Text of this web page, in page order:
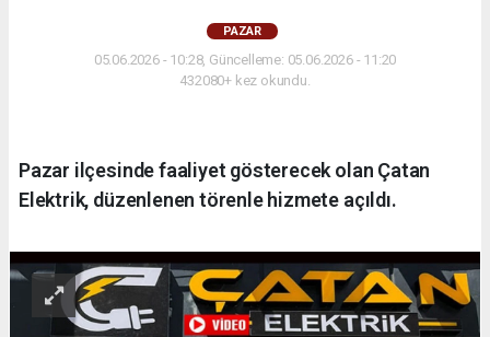
PAZAR
05.06.2026 - 10:28, Güncelleme: 05.06.2026 - 11:20
432080+ kez okundu.
Pazar ilçesinde faaliyet gösterecek olan Çatan
Elektrik, düzenlenen törenle hizmete açıldı.